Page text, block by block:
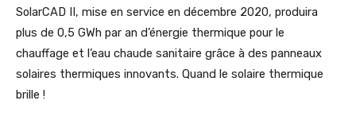
SolarCAD II, mise en service en décembre 2020, produira
plus de 0,5 GWh par an d’énergie thermique pour le
chauffage et l’eau chaude sanitaire grâce à des panneaux
solaires thermiques innovants. Quand le solaire thermique
brille !